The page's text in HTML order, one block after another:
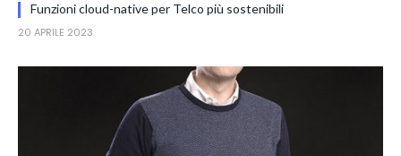
Funzioni cloud-native per Telco più sostenibili
20 APRILE 2023